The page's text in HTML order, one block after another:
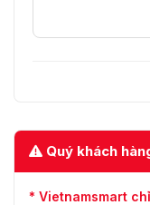
Quý khách
* Vietnamsmart